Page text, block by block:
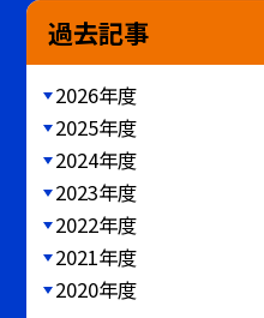
過去記事
2026年度
2025年度
2024年度
2023年度
2022年度
2021年度
2020年度